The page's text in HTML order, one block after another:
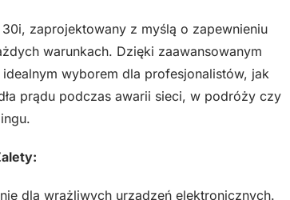
zaprojektowany z myślą o zapewnieniu
warunkach. Dzięki zaawansowanym
wyborem dla profesjonalistów, jak
prądu podczas awarii sieci, w podróży czy
dla wrażliwych urządzeń elektronicznych.